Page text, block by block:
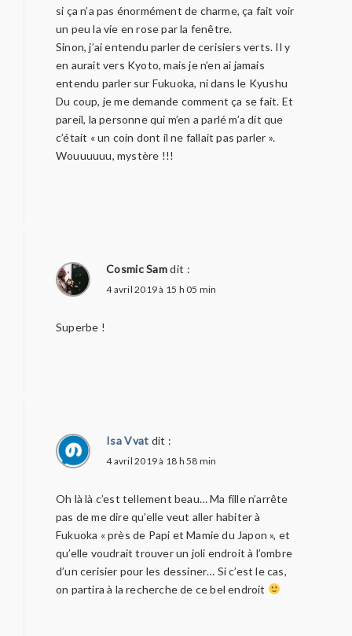
si ça n’a pas énormément de charme, ça fait voir
un peu la vie en rose par la fenêtre.
Sinon, j’ai entendu parler de cerisiers verts. Il y
en aurait vers Kyoto, mais je n’en ai jamais
entendu parler sur Fukuoka, ni dans le Kyushu
Du coup, je me demande comment ça se fait. Et
pareil, la personne qui m’en a parlé m’a dit que
c’était « un coin dont il ne fallait pas parler ».
Wouuuuuu, mystère !!!
Cosmic Samdit :
4 avril 2019 à 15 h 05 min
Superbe !
Isa Vvat dit :
4 avril 2019 à 18 h 58 min
Oh là là c’est tellement beau… Ma fille n’arrête
pas de me dire qu’elle veut aller habiter à
Fukuoka « près de Papi et Mamie du Japon », et
qu’elle voudrait trouver un joli endroit à l’ombre
d’un cerisier pour les dessiner… Si c’est le cas,
on partira à la recherche de ce bel endroit